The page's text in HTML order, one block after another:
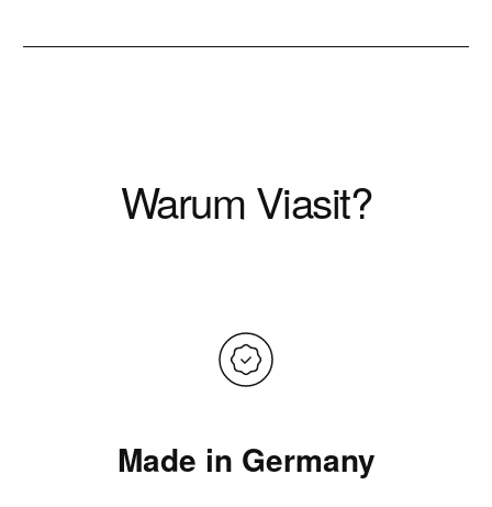
Warum Viasit?
Made in Germany